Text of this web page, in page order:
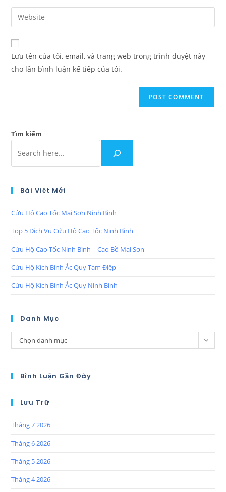
Lưu tên của tôi, email, và trang web trong trình duyệt này
cho lần bình luận kế tiếp của tôi.
Tìm kiếm
Bài Viết Mới
Cứu Hộ Cao Tốc Mai Sơn Ninh Bình
Top 5 Dịch Vụ Cứu Hộ Cao Tốc Ninh Bình
Cứu Hộ Cao Tốc Ninh Bình – Cao Bồ Mai Sơn
Cứu Hộ Kích Bình Ắc Quy Tam Điệp
Cứu Hộ Kích Bình Ắc Quy Ninh Bình
Danh Mục
Chọn danh mục
Bình Luận Gần Đây
Lưu Trữ
Tháng 7 2026
Tháng 6 2026
Tháng 5 2026
Tháng 4 2026